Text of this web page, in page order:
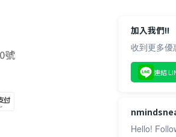
號
加入我們!!
收到更多優
連結
Hello!